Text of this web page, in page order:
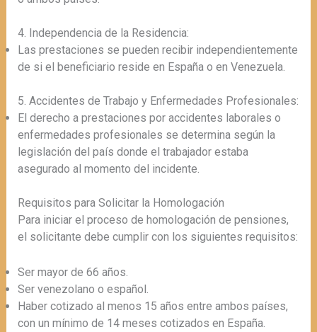
4. Independencia de la Residencia:
Las prestaciones se pueden recibir independientemente
de si el beneficiario reside en España o en Venezuela.
5. Accidentes de Trabajo y Enfermedades Profesionales:
El derecho a prestaciones por accidentes laborales o
enfermedades profesionales se determina según la
legislación del país donde el trabajador estaba
asegurado al momento del incidente.
Requisitos para Solicitar la Homologación
Para iniciar el proceso de homologación de pensiones,
el solicitante debe cumplir con los siguientes requisitos:
Ser mayor de 66 años.
Ser venezolano o español.
Haber cotizado al menos 15 años entre ambos países,
con un mínimo de 14 meses cotizados en España.